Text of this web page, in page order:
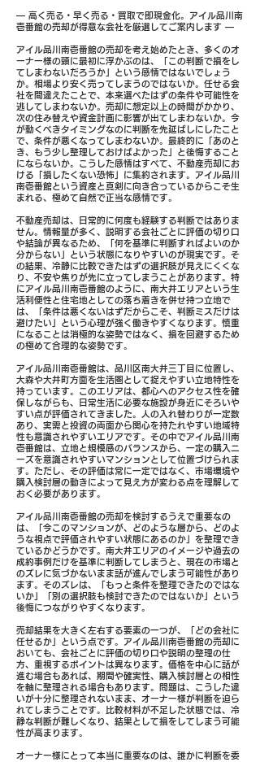
― 高く売る・早く売る・買取で即現金化。アイル品川南
壱番館の売却が得意な会社を厳選してご案内します ―
アイル品川南壱番館の売却を考え始めたとき、多くのオ
ーナー様の頭に最初に浮かぶのは、「この判断で損をし
てしまわないだろうか」という感情ではないでしょう
か。相場より安く売ってしまうのではないか。任せる会
社を間違えたことで、本来選べたはずの条件や可能性を
逃してしまわないか。売却に想定以上の時間がかかり、
次の住み替えや資金計画に影響が出てしまわないか。今
が動くべきタイミングなのに判断を先延ばしにしたこと
で、条件が悪くなってしまわないか。最終的に「あのと
き、もう少し整理しておけばよかった」と後悔すること
にならないか。こうした感情はすべて、不動産売却にお
ける「損したくない恐怖」に集約されます。アイル品川
南壱番館という資産と真剣に向き合っているからこそ生
まれる、極めて自然で正当な感情です。
不動産売却は、日常的に何度も経験する判断ではありま
せん。情報量が多く、説明する会社ごとに評価の切り口
や結論が異なるため、「何を基準に判断すればよいのか
分からない」という状態になりやすいのが現実です。そ
の結果、冷静に比較できたはずの選択肢が見えにくくな
り、不安や焦りが先に立ってしまうことがあります。特
にアイル品川南壱番館のように、南大井エリアという生
活利便性と住宅地としての落ち着きを併せ持つ立地で
は、「条件は悪くないはずだからこそ、判断ミスだけは
避けたい」という心理が強く働きやすくなります。慎重
になることは消極的な姿勢ではなく、損を回避するため
の極めて合理的な姿勢です。
アイル品川南壱番館は、品川区南大井三丁目に位置し、
大森や大井町方面を生活圏として捉えやすい立地特性を
持っています。このエリアは、都心へのアクセス性を確
保しながらも、日常生活に必要な施設が身近にそろいや
すい点が評価されてきました。人の入れ替わりが一定数
あり、実需と投資の両面から関心を持たれやすい地域特
性も意識されやすいエリアです。その中でアイル品川南
壱番館は、立地と規模感のバランスから、一定の購入ニ
ーズを意識されやすいマンションとして位置づけられま
す。ただし、その評価は常に一定ではなく、市場環境や
購入検討層の動きによって見え方が変わる点を理解して
おく必要があります。
アイル品川南壱番館の売却を検討するうえで重要なの
は、「今このマンションが、どのような層から、どのよ
うな視点で評価されやすい状態にあるのか」を整理でき
ているかどうかです。南大井エリアのイメージや過去の
成約事例だけを基準に判断してしまうと、現在の市場と
のズレに気づかないまま話が進んでしまう可能性があり
ます。そのズレは、「もっと条件を整理できたのではな
いか」「別の選択肢も検討できたのではないか」という
後悔につながりやすくなります。
売却結果を大きく左右する要素の一つが、「どの会社に
任せるか」という点です。アイル品川南壱番館の売却に
おいても、会社ごとに評価の切り口や説明の整理の仕
方、重視するポイントは異なります。価格を中心に話が
進む場合もあれば、期間や確実性、購入検討層との相性
を軸に整理される場合もあります。問題は、こうした違
いが十分に整理されないまま、オーナー様が判断を迫ら
れてしまうことです。比較材料が不足した状態では、冷
静な判断が難しくなり、結果として損をしてしまう可能
性が高まります。
オーナー様にとって本当に重要なのは、誰かに判断を委